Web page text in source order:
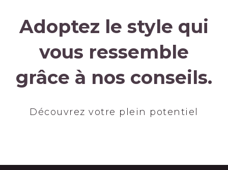
Adoptez le style qui
vous ressemble
grâce à nos conseils.
Découvrez votre plein potentiel